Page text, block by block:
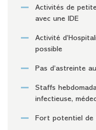
Activités de
avec une IDE
Activité
possible
Pas d’astreinte
Staffs
infectieuse,
Fort potentiel de